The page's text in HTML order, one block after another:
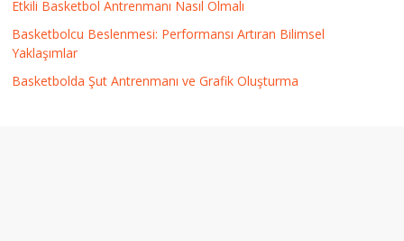
Etkili Basketbol Antrenmanı Nasıl Olmalı
Basketbolcu Beslenmesi: Performansı Artıran Bilimsel
Yaklaşımlar
Basketbolda Şut Antrenmanı ve Grafik Oluşturma